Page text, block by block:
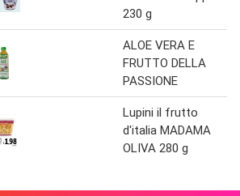
230 g
ALOE VERA E
FRUTTO DELLA
PASSIONE
Lupini il frutto
d'italia MADAMA
OLIVA 280 g